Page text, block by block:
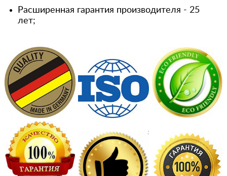
Расширенная гарантия производителя - 25
лет;